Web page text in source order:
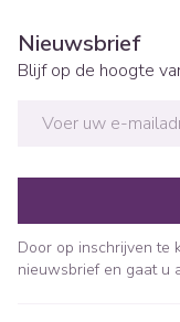
Nieuwsbrief
Blijf op de hoogte
Door op inschrijven te
nieuwsbrief en gaat u